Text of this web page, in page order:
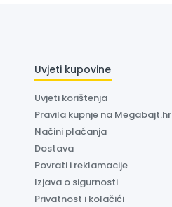
Uvjeti kupovine
Uvjeti korištenja
Pravila kupnje na Megabajt.hr
Načini plaćanja
Dostava
Povrati i reklamacije
Izjava o sigurnosti
Privatnost i kolačići